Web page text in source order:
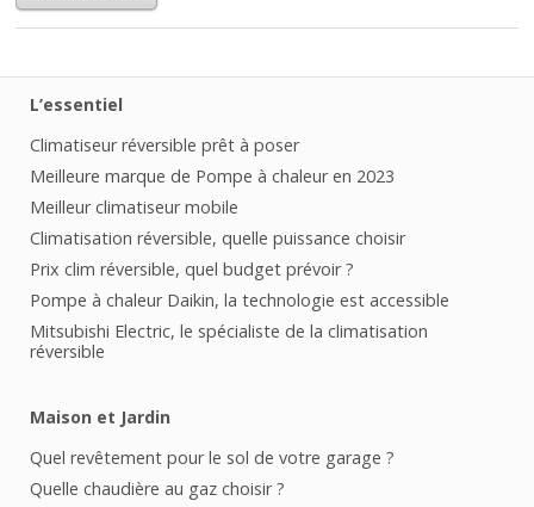
L’essentiel
Climatiseur réversible prêt à poser
Meilleure marque de Pompe à chaleur en 2023
Meilleur climatiseur mobile
Climatisation réversible, quelle puissance choisir
Prix clim réversible, quel budget prévoir ?
Pompe à chaleur Daikin, la technologie est accessible
Mitsubishi Electric, le spécialiste de la climatisation
réversible
Maison et Jardin
Quel revêtement pour le sol de votre garage ?
Quelle chaudière au gaz choisir ?